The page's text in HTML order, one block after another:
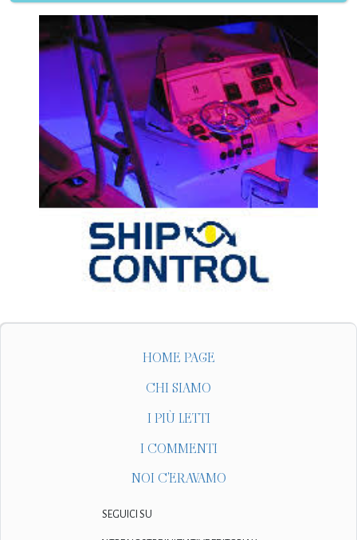
HOME PAGE
CHI SIAMO
I PIÙ LETTI
I COMMENTI
NOI C'ERAVAMO
SEGUICI SU